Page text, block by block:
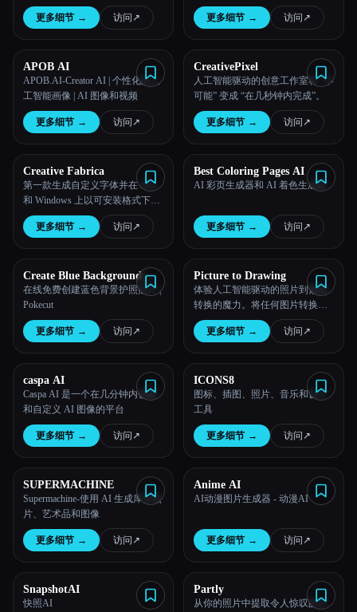
关于
更多细节 → 访问 ↗︎
惊叹的AI图像。
更多细节 → 访问 ↗︎
APOB AI
APOB.AI-Creator AI | 个性化的人
工智能画像 | AI 图像和视频
更多细节 → 访问 ↗︎
CreativePixel
人工智能驱动的创意工作室将 “不
可能” 变成 “在几秒钟内完成”。
更多细节 → 访问 ↗︎
Creative Fabrica
第一款生成自定义字体并在 Mac
和 Windows 上以可安装格式下载
的 AI 工具
更多细节 → 访问 ↗︎
Best Coloring Pages AI
AI 彩页生成器和 AI 着色生成器
更多细节 → 访问 ↗︎
Create Blue Background
Passport Photo with Pokecut
在线免费创建蓝色背景护照照片 |
Pokecut
更多细节 → 访问 ↗︎
Picture to Drawing
体验人工智能驱动的照片到素描
转换的魔力。将任何图片转换为
具有真实艺术风格和令人难以置
信的细节保留的绘画。
更多细节 → 访问 ↗︎
caspa AI
Caspa AI 是一个在几分钟内创建
和自定义 AI 图像的平台
更多细节 → 访问 ↗︎
ICONS8
图标、插图、照片、音乐和设计
工具
更多细节 → 访问 ↗︎
SUPERMACHINE
Supermachine-使用 AI 生成库存照
片、艺术品和图像
更多细节 → 访问 ↗︎
Anime AI
AI动漫图片生成器 - 动漫AI
更多细节 → 访问 ↗︎
SnapshotAI
快照AI
Partly
从你的照片中提取令人惊叹的艺